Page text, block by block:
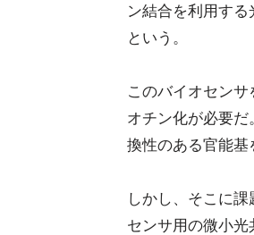
ン結合を利用す
という。
このバイオセン
オチン化が必要
換性のある官能基
しかし、そこに
センサ用の微小